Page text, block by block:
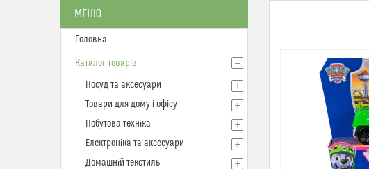
Головна
Каталог товарів
Посуд та аксесуари
Товари для дому і офісу
Побутова техніка
Електроніка та аксесуари
Домашній текстиль